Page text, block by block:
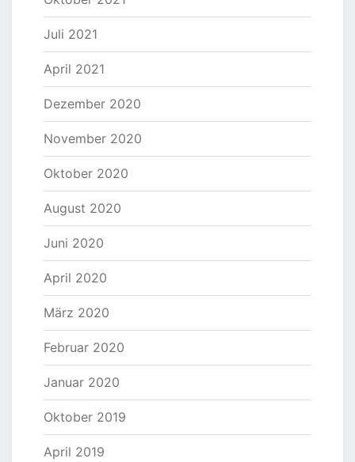
Juli 2021
April 2021
Dezember 2020
November 2020
Oktober 2020
August 2020
Juni 2020
April 2020
März 2020
Februar 2020
Januar 2020
Oktober 2019
April 2019